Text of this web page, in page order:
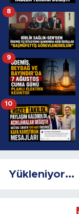
8
9
10
Yükleniyor...